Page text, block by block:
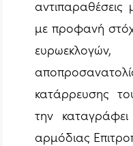
με προφανή
κατάρρευσης
την
αρμόδιας